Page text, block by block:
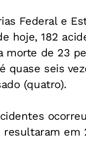
Federal e
hoje, 182
morte de 23
quase seis
(quatro).
resultaram